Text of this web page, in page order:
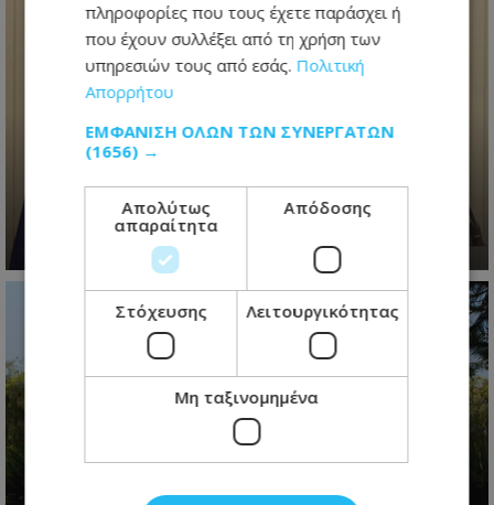
Ανασχηματισμός με πολιτικά
μηνύματα: Ο Πρόεδρος
Χριστοδουλίδης έθεσε τον πήχη
ψηλά για τη νέα κυβέρνηση
06.08.2026 - 09:41
πληροφορίες που τους έχετε παράσχει ή
που έχουν συλλέξει από τη χρήση των
υπηρεσιών τους από εσάς. Πολιτική
Απορρήτου
ΕΜΦΆΝΙΣΗ ΌΛΩΝ ΤΩΝ ΣΥΝΕΡΓΑΤΏΝ
(1656) →
Απολύτως
απαραίτητα
Απόδοσης
Στόχευσης Λειτουργικότητας
Μη ταξινομημένα